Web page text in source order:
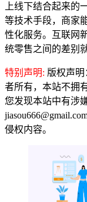
上线下结合起来的
等技术手段，商家
性化服务。互联网
统零售之间的差别
特别声明: 版权声
者所有，本站不拥
您发现本站中有涉
侵权内容。